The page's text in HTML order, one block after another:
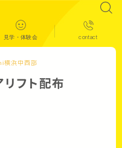
見学・体験会 contact
横浜中西部
リフト配布